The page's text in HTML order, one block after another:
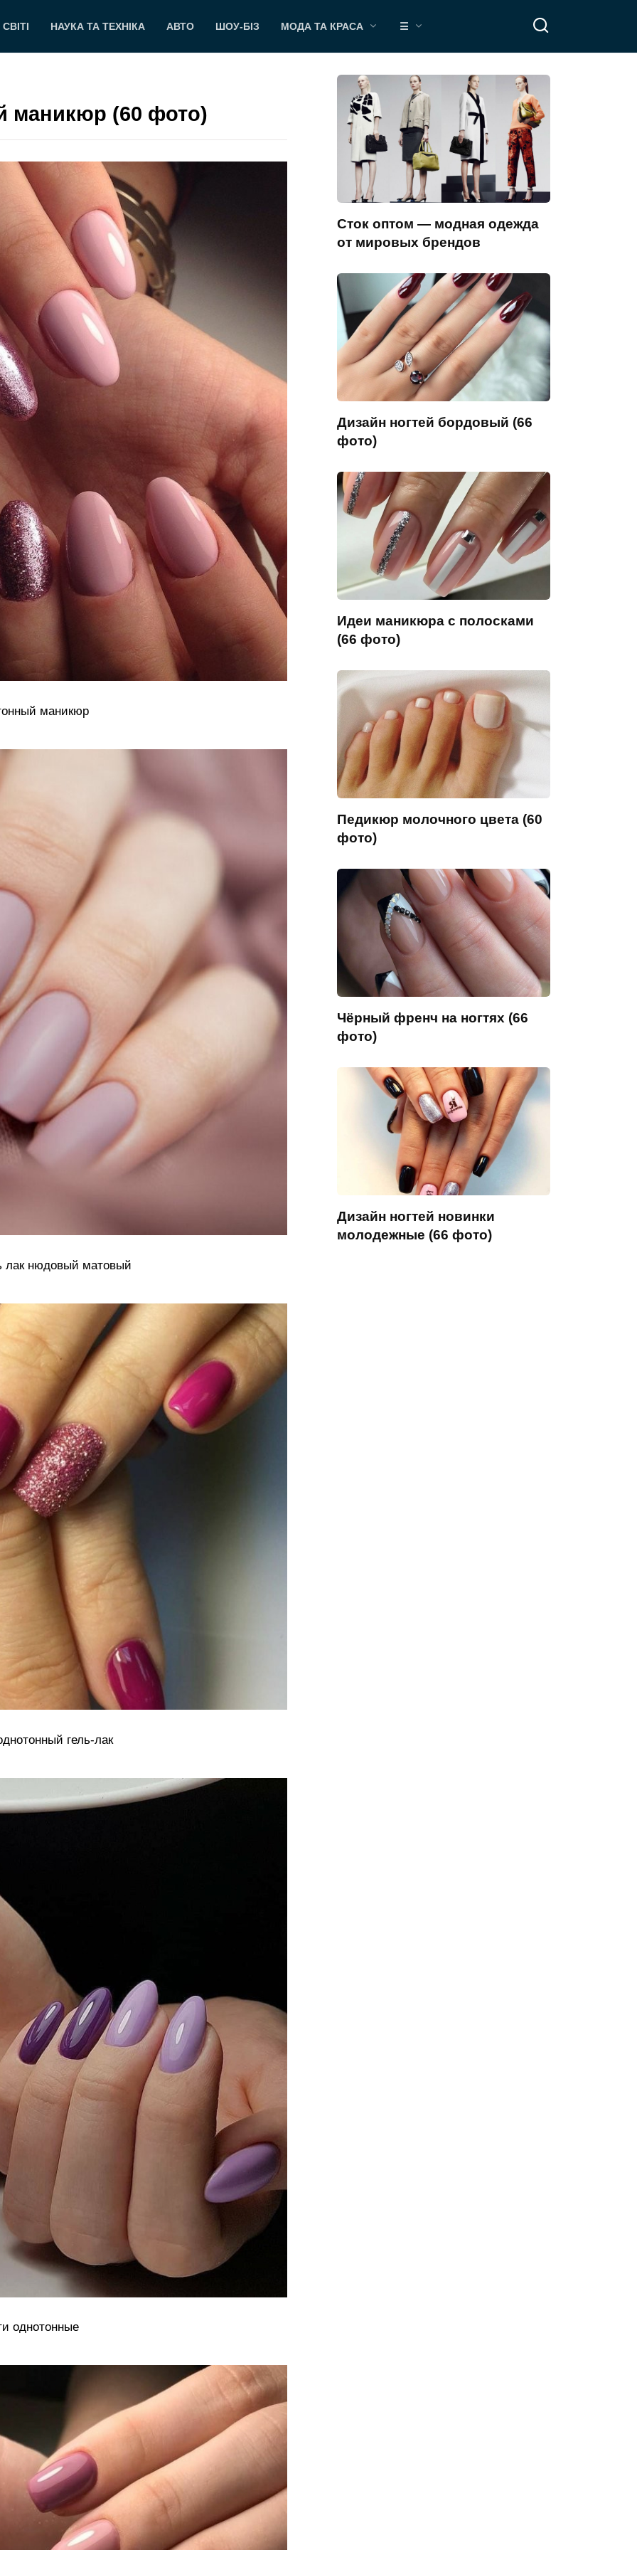
СВІТІ НАУКА ТА ТЕХНІКА АВТО ШОУ-БІЗ МОДА ТА КРАСА ☰
маникюр (60 фото)
маникюр
лак нюдовый матовый
гель-лак
однотонные
Сток оптом — модная одежда
от мировых брендов
Дизайн ногтей бордовый (66
фото)
Идеи маникюра с полосками
(66 фото)
Педикюр молочного цвета (60
фото)
Чёрный френч на ногтях (66
фото)
Дизайн ногтей новинки
молодежные (66 фото)